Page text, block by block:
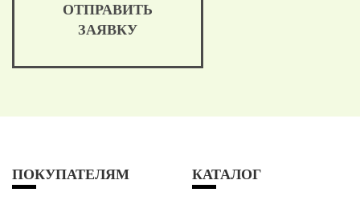
ОТПРАВИТЬ
ЗАЯВКУ
ПОКУПАТЕЛЯМ КАТАЛОГ